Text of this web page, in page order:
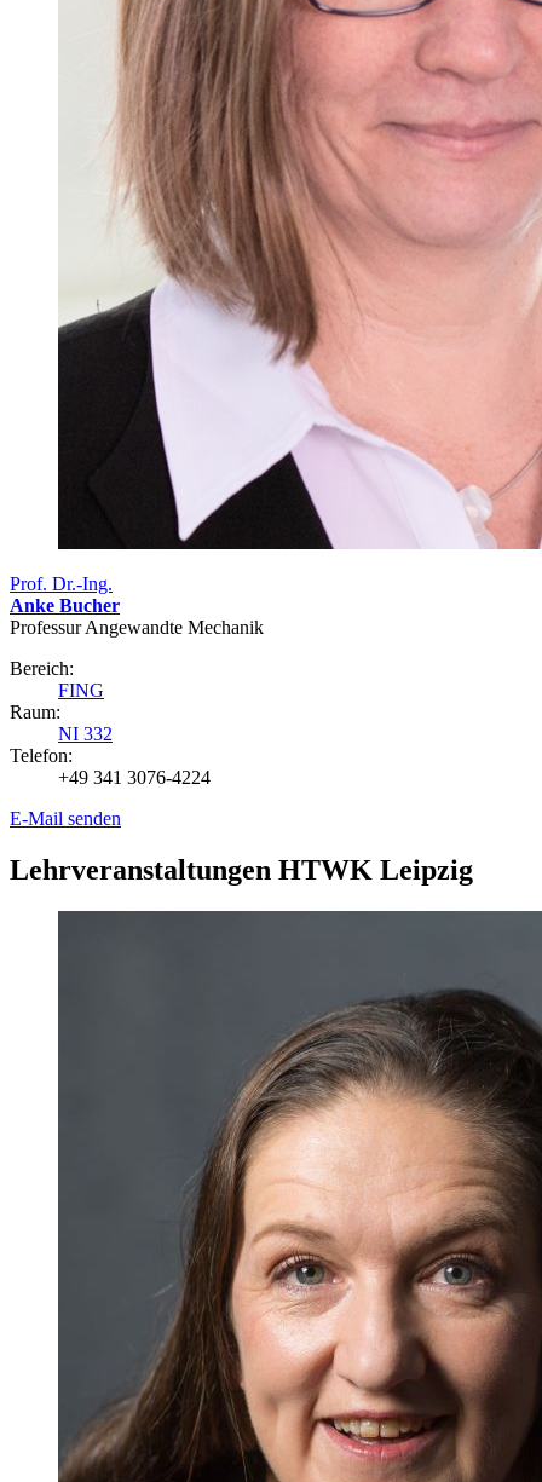
Prof. Dr.-Ing.
Anke Bucher
Professur Angewandte Mechanik
Bereich:
FING
Raum:
NI 332
Telefon:
+49 341 3076-4224
E-Mail senden
Lehrveranstaltungen HTWK Leipzig